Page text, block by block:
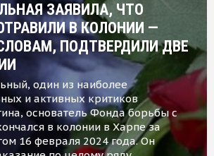
ЗАЯВИЛА, ЧТО
В КОЛОНИИ —
ПОДТВЕРДИЛИ ДВЕ
один из наиболее
и активных критиков
основатель Фонда борьбы с
в колонии в Харпе за
16 февраля 2024 года. Он